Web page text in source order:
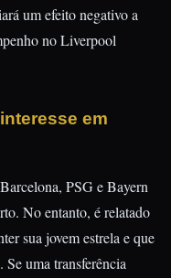
um efeito negativo a
no Liverpool
em
PSG e Bayern
No entanto, é relatado
sua jovem estrela e que
uma transferência